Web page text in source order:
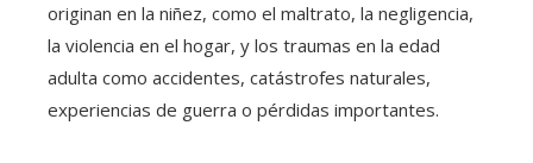
originan en la niñez, como el maltrato, la negligencia,
la violencia en el hogar, y los traumas en la edad
adulta como accidentes, catástrofes naturales,
experiencias de guerra o pérdidas importantes.